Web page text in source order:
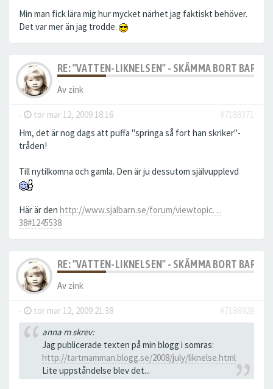
Min man fick lära mig hur mycket närhet jag faktiskt behöver.
Det var mer än jag trodde.
RE: "VATTEN-LIKNELSEN" - SKÄMMA BORT BARN
Av zink
- tor mar 12, 2009 18:16
#7188371
Hm, det är nog dags att puffa "springa så fort han skriker"-
tråden!
Till nytilkomna och gamla. Den är ju dessutom självupplevd
Här är den http://www.sjalbarn.se/forum/viewtopic. ...
38#1245538
RE: "VATTEN-LIKNELSEN" - SKÄMMA BORT BARN
Av zink
- tor mar 12, 2009 21:38
#7188928
anna m skrev:
Jag publicerade texten på min blogg i somras:
http://tartmamman.blogg.se/2008/july/liknelse.html
Lite uppståndelse blev det...